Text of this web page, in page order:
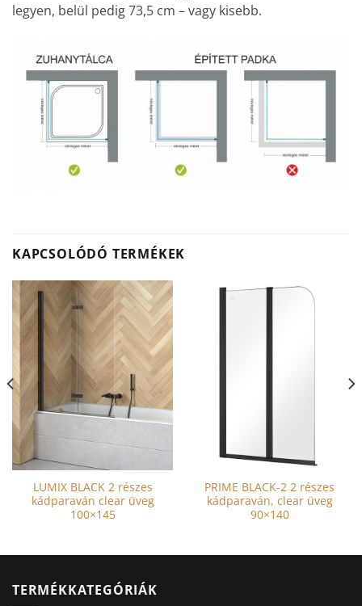
legyen, belül pedig 73,5 cm – vagy kisebb.
KAPCSOLÓDÓ TERMÉKEK
LUMIX BLACK 2 részes
kádparaván clear üveg
100×145
PRIME BLACK-2 2 részes
kádparaván, clear üveg
90×140
TERMÉKKATEGÓRIÁK